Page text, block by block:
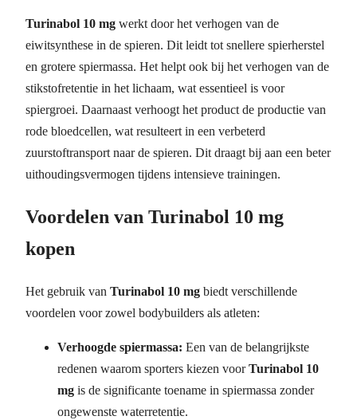
Turinabol 10 mg werkt door het verhogen van de
eiwitsynthese in de spieren. Dit leidt tot snellere spierherstel
en grotere spiermassa. Het helpt ook bij het verhogen van de
stikstofretentie in het lichaam, wat essentieel is voor
spiergroei. Daarnaast verhoogt het product de productie van
rode bloedcellen, wat resulteert in een verbeterd
zuurstoftransport naar de spieren. Dit draagt bij aan een beter
uithoudingsvermogen tijdens intensieve trainingen.
Voordelen van Turinabol 10 mg
kopen
Het gebruik van Turinabol 10 mg biedt verschillende
voordelen voor zowel bodybuilders als atleten:
Verhoogde spiermassa: Een van de belangrijkste
redenen waarom sporters kiezen voorTurinabol 10
mg is de significante toename in spiermassa zonder
ongewenste waterretentie.